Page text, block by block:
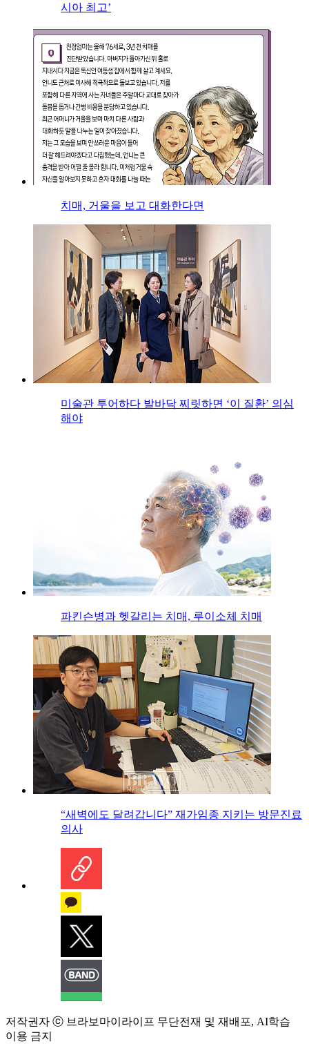
시아 최고’
치매, 거울을 보고 대화한다면
미술관 투어하다 발바닥 찌릿하면 ‘이 질환’ 의심
해야
파킨슨병과 헷갈리는 치매, 루이소체 치매
“새벽에도 달려갑니다” 재가임종 지키는 방문진료
의사
저작권자 ⓒ 브라보마이라이프 무단전재 및 재배포, AI학습
이용 금지